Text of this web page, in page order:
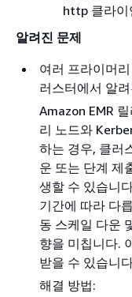
http 클라이
알려진 문제
여러 프라이머
러스터에서 알
Amazon EMR
리 노드와
하는 경우, 클러
운 또는 단계 제
생할 수 있습니
기간에 따라 다
동 스케일 다운
향을 미칩니다.
받을 수 있습니
해결 방법: